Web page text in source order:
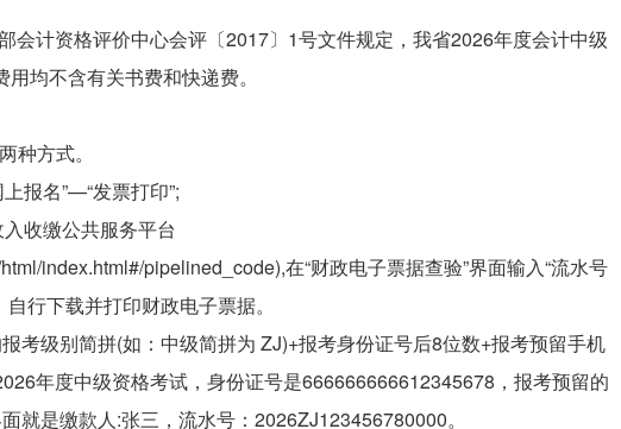
会计资格评价中心会评〔2017〕1号文件规定，我省2026年度会计中级
均不含有关书费和快递费。
种方式。
报名”—“发票打印”;
收缴公共服务平台
index.html#/pipelined_code),在“财政电子票据查验”界面输入“流水号
行下载并打印财政电子票据。
考级别简拼(如：中级简拼为 ZJ)+报考身份证号后8位数+报考预留手机
年度中级资格考试，身份证号是666666666612345678，报考预留的
就是缴款人:张三，流水号：2026ZJ123456780000。